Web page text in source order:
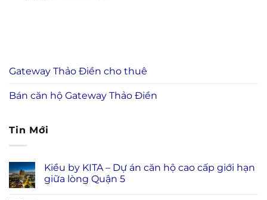
Gateway Thảo Điền cho thuê
Bán căn hộ Gateway Thảo Điền
Tin Mới
Kiều by KITA – Dự án căn hộ cao cấp giới hạn
giữa lòng Quận 5